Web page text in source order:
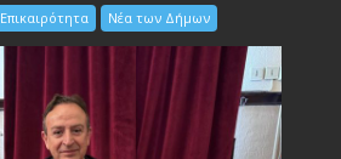
Επικαιρότητα Νέα των Δήμων